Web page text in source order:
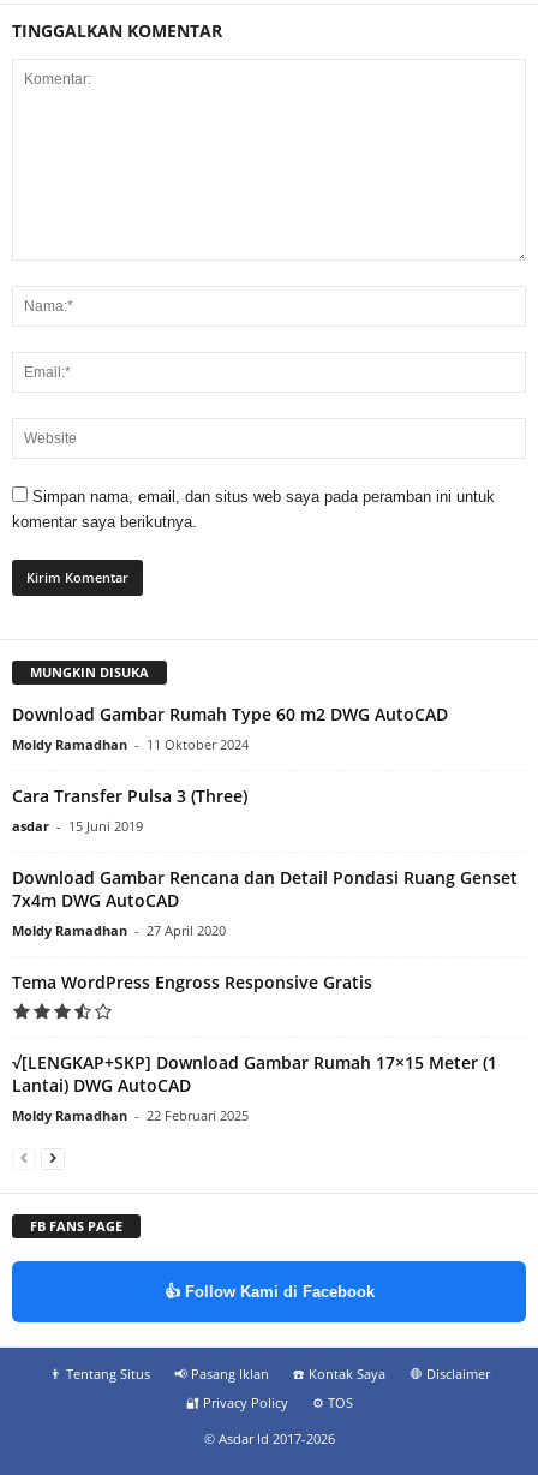
TINGGALKAN KOMENTAR
Simpan nama, email, dan situs web saya pada peramban ini untuk
komentar saya berikutnya.
MUNGKIN DISUKA
Download Gambar Rumah Type 60 m2 DWG AutoCAD
Moldy Ramadhan - 11 Oktober 2024
Cara Transfer Pulsa 3 (Three)
asdar - 15 Juni 2019
Download Gambar Rencana dan Detail Pondasi Ruang Genset
7x4m DWG AutoCAD
Moldy Ramadhan - 27 April 2020
Tema WordPress Engross Responsive Gratis
√[LENGKAP+SKP] Download Gambar Rumah 17×15 Meter (1
Lantai) DWG AutoCAD
Moldy Ramadhan - 22 Februari 2025
FB FANS PAGE
👍 Follow Kami di Facebook
👨‍ Tentang Situs 📢 Pasang Iklan ☎️ Kontak Saya
🛑 Disclaimer
🔐 Privacy Policy
⚙️ TOS
© Asdar Id 2017-2026